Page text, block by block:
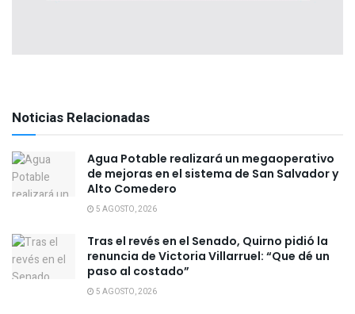
Noticias Relacionadas
Agua Potable realizará un megaoperativo
de mejoras en el sistema de San Salvador y
Alto Comedero
5 AGOSTO, 2026
Tras el revés en el Senado, Quirno pidió la
renuncia de Victoria Villarruel: “Que dé un
paso al costado”
5 AGOSTO, 2026